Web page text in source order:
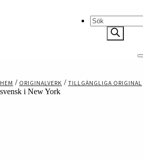
Products
search
HEM / ORIGINALVERK / TILLGÄNGLIGA ORIGINAL
svensk i New York